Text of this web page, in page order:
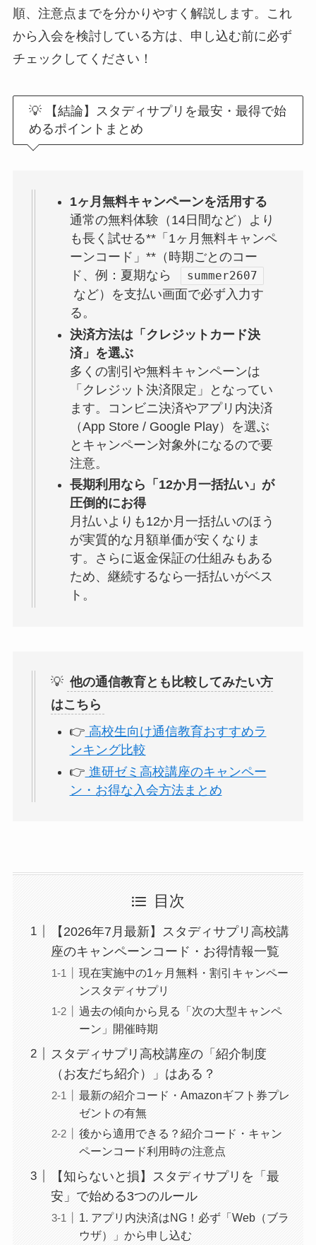
順、注意点までを分かりやすく解説します。これ
から入会を検討している方は、申し込む前に必ず
チェックしてください！
💡 【結論】スタディサプリを最安・最得で始
めるポイントまとめ
1ヶ月無料キャンペーンを活用する
通常の無料体験（14日間など）より
も長く試せる**「1ヶ月無料キャンペ
ーンコード」**（時期ごとのコー
ド、例：夏期なら
summer2607
など）を支払い画面で必ず入力す
る。
決済方法は「クレジットカード決
済」を選ぶ
多くの割引や無料キャンペーンは
「クレジット決済限定」となってい
ます。コンビニ決済やアプリ内決済
（App Store / Google Play）を選ぶ
とキャンペーン対象外になるので要
注意。
長期利用なら「12か月一括払い」が
圧倒的にお得
月払いよりも12か月一括払いのほう
が実質的な月額単価が安くなりま
す。さらに返金保証の仕組みもある
ため、継続するなら一括払いがベス
ト。
💡 他の通信教育とも比較してみたい方
はこちら
👉 高校生向け通信教育おすすめラ
ンキング比較
👉 進研ゼミ高校講座のキャンペー
ン・お得な入会方法まとめ
目次
【2026年7月最新】スタディサプリ高校講
座のキャンペーンコード・お得情報一覧
現在実施中の1ヶ月無料・割引キャンペー
ンスタディサプリ
過去の傾向から見る「次の大型キャンペ
ーン」開催時期
スタディサプリ高校講座の「紹介制度
（お友だち紹介）」はある？
最新の紹介コード・Amazonギフト券プレ
ゼントの有無
後から適用できる？紹介コード・キャン
ペーンコード利用時の注意点
【知らないと損】スタディサプリを「最
安」で始める3つのルール
1. アプリ内決済はNG！必ず「Web（ブラ
ウザ）」から申し込む